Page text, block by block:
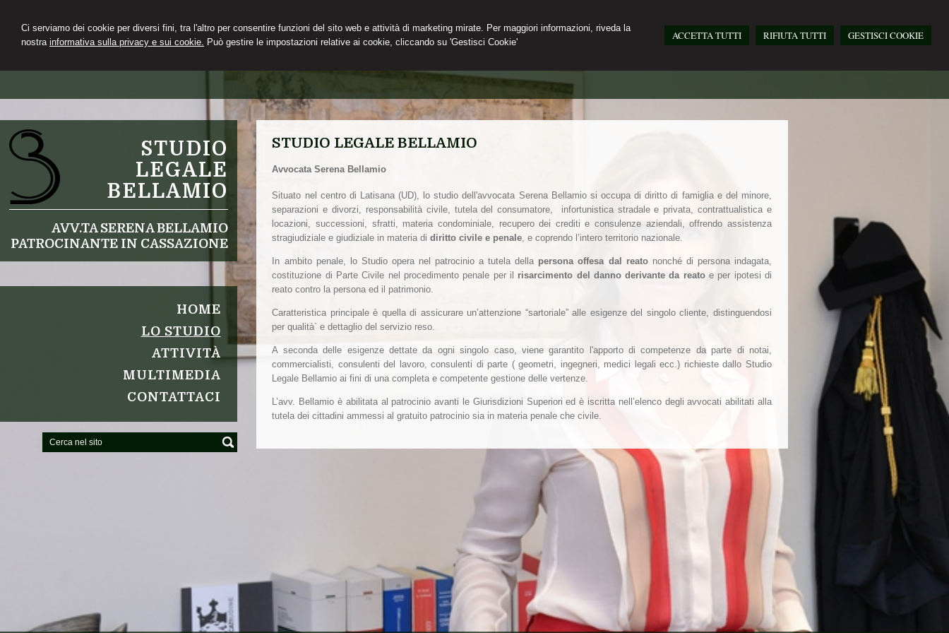
Ci serviamo dei cookie per diversi fini, tra l'altro per consentire funzioni del sito web e attività di marketing mirate. Per maggiori informazioni, riveda la
nostra informativa sulla privacy e sui cookie. Può gestire le impostazioni relative ai cookie, cliccando su 'Gestisci Cookie'
ACCETTA TUTTI RIFIUTA TUTTI GESTISCI COOKIE
STUDIO
LEGALE
BELLAMIO
AVV.TA SERENA BELLAMIO
PATROCINANTE IN CASSAZIONE
HOME
LO STUDIO
ATTIVITÀ
MULTIMEDIA
CONTATTACI
STUDIO LEGALE BELLAMIO
Avvocata Serena Bellamio
Situato nel centro di Latisana (UD), lo studio dell'avvocata Serena Bellamio si occupa di diritto di famiglia e del minore,
separazioni e divorzi, responsabilità civile, tutela del consumatore, infortunistica stradale e privata, contrattualistica e
locazioni, successioni, sfratti, materia condominiale, recupero dei crediti e consulenze aziendali, offrendo assistenza
stragiudiziale e giudiziale in materia didiritto civile e penale, e coprendo l’intero territorio nazionale.
In ambito penale, lo Studio opera nel patrocinio a tutela della persona offesa dal reatononché di persona indagata,
costituzione di Parte Civile nel procedimento penale per il risarcimento del danno derivante da reatoe per ipotesi di
reato contro la persona ed il patrimonio.
Caratteristica principale è quella di assicurare un’attenzione “sartoriale” alle esigenze del singolo cliente, distinguendosi
per qualità` e dettaglio del servizio reso.
A seconda delle esigenze dettate da ogni singolo caso, viene garantito l'apporto di competenze da parte di notai,
commercialisti, consulenti del lavoro, consulenti di parte ( geometri, ingegneri, medici legali ecc.) richieste dallo Studio
Legale Bellamio ai fini di una completa e competente gestione delle vertenze.
L’avv. Bellamio è abilitata al patrocinio avanti le Giurisdizioni Superiori ed è iscritta nell’elenco degli avvocati abilitati alla
tutela dei cittadini ammessi al gratuito patrocinio sia in materia penale che civile.